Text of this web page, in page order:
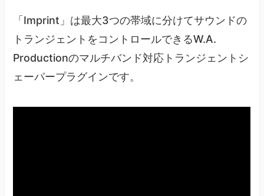
「Imprint」は最大3つの帯域に分けてサウンドの
トランジェントをコントロールできるW.A.
Productionのマルチバンド対応トランジェントシ
ェーパープラグインです。